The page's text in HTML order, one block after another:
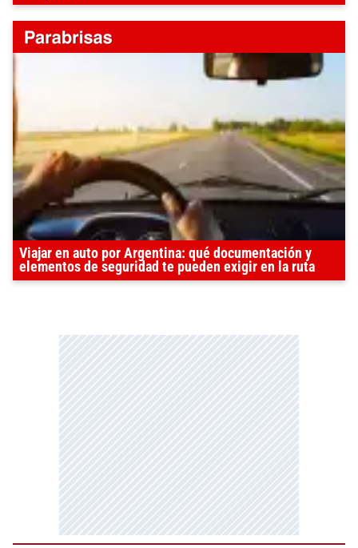
Viajar en auto por Argentina: qué documentación y
elementos de seguridad te pueden exigir en la ruta